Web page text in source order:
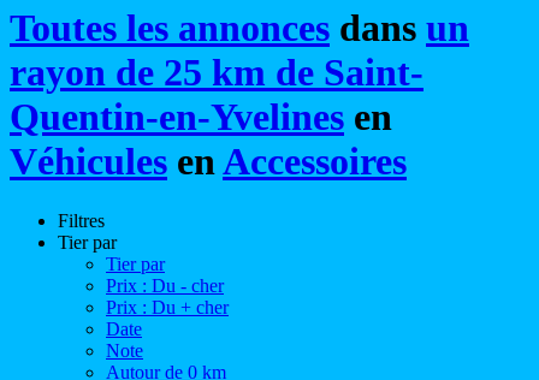
Toutes les annonces dans un
rayon de 25 km de Saint-
Quentin-en-Yvelines en
Véhicules enAccessoires
Filtres
Tier par
Tier par
Prix : Du - cher
Prix : Du + cher
Date
Note
Autour de 0 km